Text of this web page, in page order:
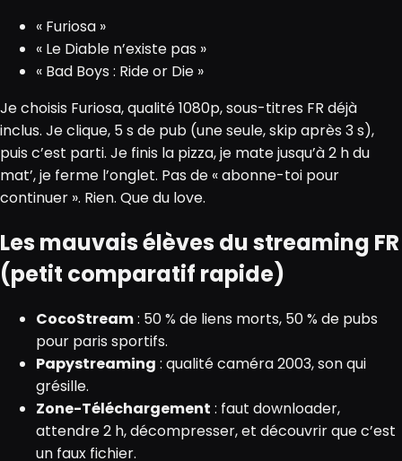
« Furiosa »
« Le Diable n’existe pas »
« Bad Boys : Ride or Die »
Je choisis Furiosa, qualité 1080p, sous-titres FR déjà
inclus. Je clique, 5 s de pub (une seule, skip après 3 s),
puis c’est parti. Je finis la pizza, je mate jusqu’à 2 h du
mat’, je ferme l’onglet. Pas de « abonne-toi pour
continuer ». Rien. Que du love.
Les mauvais élèves du streaming FR
(petit comparatif rapide)
CocoStream: 50 % de liens morts, 50 % de pubs
pour paris sportifs.
Papystreaming : qualité caméra 2003, son qui
grésille.
Zone-Téléchargement : faut downloader,
attendre 2 h, décompresser, et découvrir que c’est
un faux fichier.